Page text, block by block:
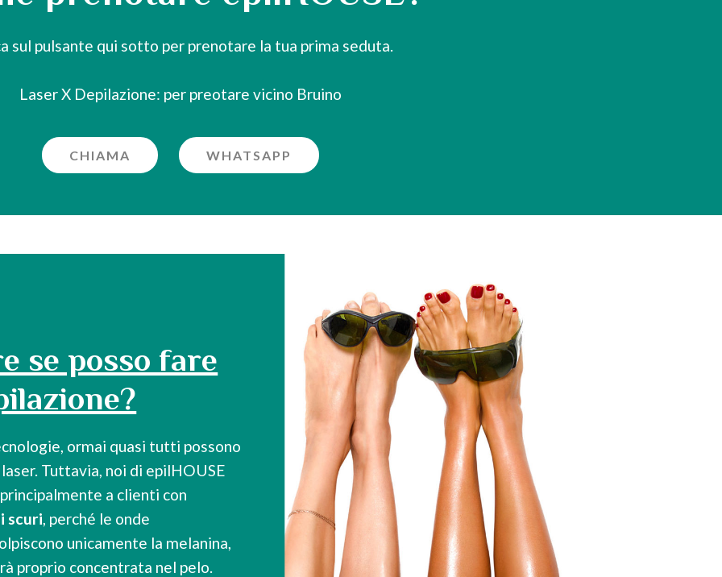
sul pulsante qui sotto per prenotare la tua prima seduta.
Laser X Depilazione: per preotare vicino Bruino
CHIAMA WHATSAPP
se posso fare
ormai quasi tutti possono
Tuttavia, noi di epilHOUSE
a clienti con
scuri, perché le onde
unicamente la melanina,
proprio concentrata nel pelo.